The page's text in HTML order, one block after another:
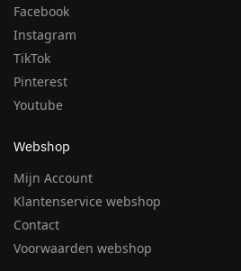
Facebook
Instagram
TikTok
Pinterest
Youtube
Webshop
Mijn Account
Klantenservice webshop
Contact
Voorwaarden webshop